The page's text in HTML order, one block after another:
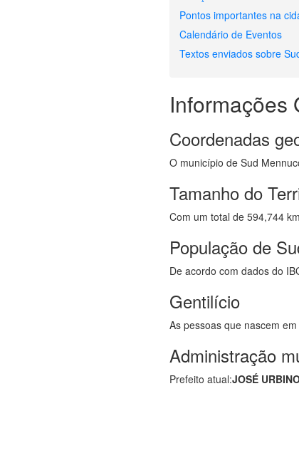
Pontos importantes na
Calendário de Eventos
Textos enviados sobre
Informações
Coordenadas
O município de Sud
Tamanho do
Com um total de 594,744
População de
De acordo com dados do
Gentilício
As pessoas que nascem
Administração
Prefeito atual:JOSÉ